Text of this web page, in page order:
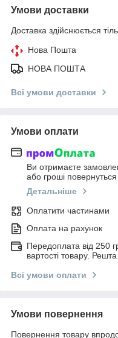
Умови доставки
Доставка здійснюється
Нова Пошта
НОВА ПОШТА
Всі умови доставки
Умови оплати
Ви отримаєте
або гроші
Детальніше
Оплатити частинами
Оплата на рахунок
Передоплата від 250
вартості товару.
Всі умови оплати
Умови повернення
Повернення товару